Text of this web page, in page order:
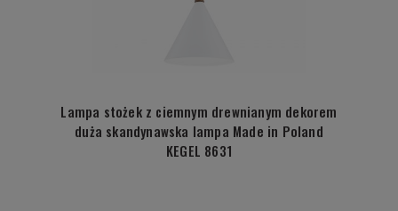
Lampa stożek z ciemnym drewnianym dekorem
duża skandynawska lampa Made in Poland
KEGEL 8631